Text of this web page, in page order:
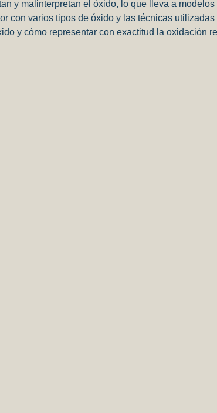
y malinterpretan el óxido, lo que lleva a
con varios tipos de óxido y las técnicas utilizadas
y cómo representar con exactitud la oxidación